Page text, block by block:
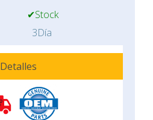
✔Stock
3Día
Detalles